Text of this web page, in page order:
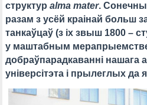
структурalma mater.
разам з усёй краінай больш
танкаўцаў (з іх звыш 1800 –
у маштабным
добраўпарадкаванні нашага
універсітэта і прылеглых да